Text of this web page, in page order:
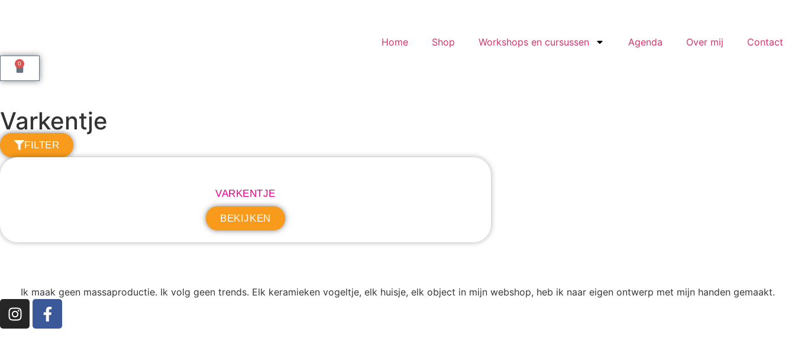
Home Shop Workshops en cursussen Agenda Over mij Contact
0
Varkentje
FILTER
VARKENTJE
BEKIJKEN
Ik maak geen massaproductie. Ik volg geen trends. Elk keramieken vogeltje, elk huisje, elk object in mijn webshop, heb ik naar eigen ontwerp met mijn handen gemaakt.